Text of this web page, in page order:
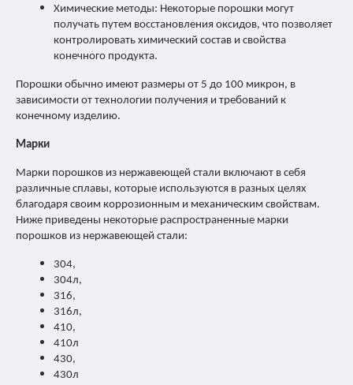
Химические методы: Некоторые порошки могут
получать путем восстановления оксидов, что позволяет
контролировать химический состав и свойства
конечного продукта.
Порошки обычно имеют размеры от 5 до 100 микрон, в
зависимости от технологии получения и требований к
конечному изделию.
Марки
Марки порошков из нержавеющей стали включают в себя
различные сплавы, которые используются в разных целях
благодаря своим коррозионным и механическим свойствам.
Ниже приведены некоторые распространенные марки
порошков из нержавеющей стали:
304,
304л,
316,
316л,
410,
410л
430,
430л